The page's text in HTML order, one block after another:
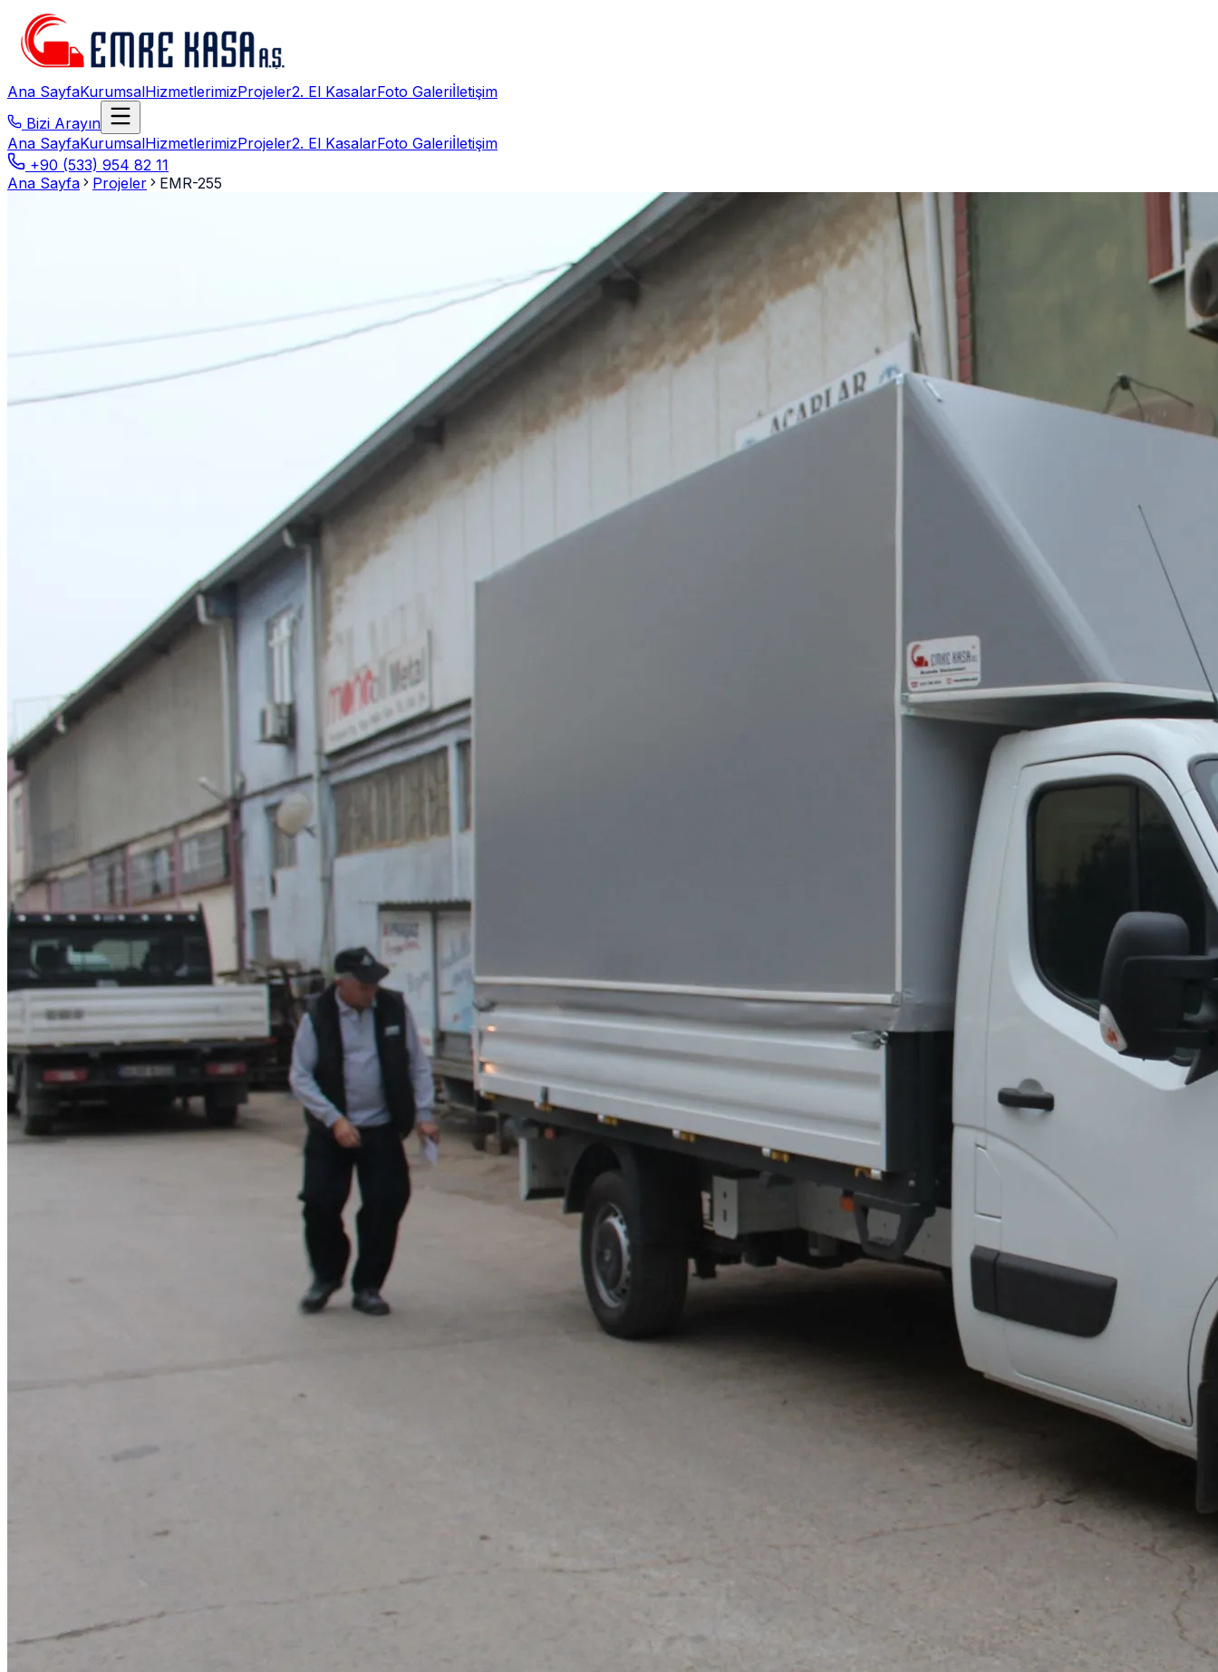
Ana SayfaKurumsalHizmetlerimizProjeler2. El KasalarFoto Galeriİletişim
Bizi Arayın
Ana SayfaKurumsalHizmetlerimizProjeler2. El KasalarFoto Galeriİletişim
+90 (533) 954 82 11
Ana Sayfa
Projeler EMR-255